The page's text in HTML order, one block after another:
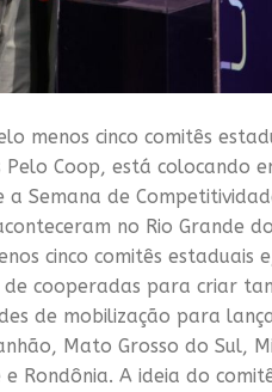
menos cinco comitês
Coop, está colocando
Semana de
no Rio Grande
cinco comitês estaduais
cooperadas para criar
de mobilização para
Mato Grosso do Sul,
Rondônia. A ideia do